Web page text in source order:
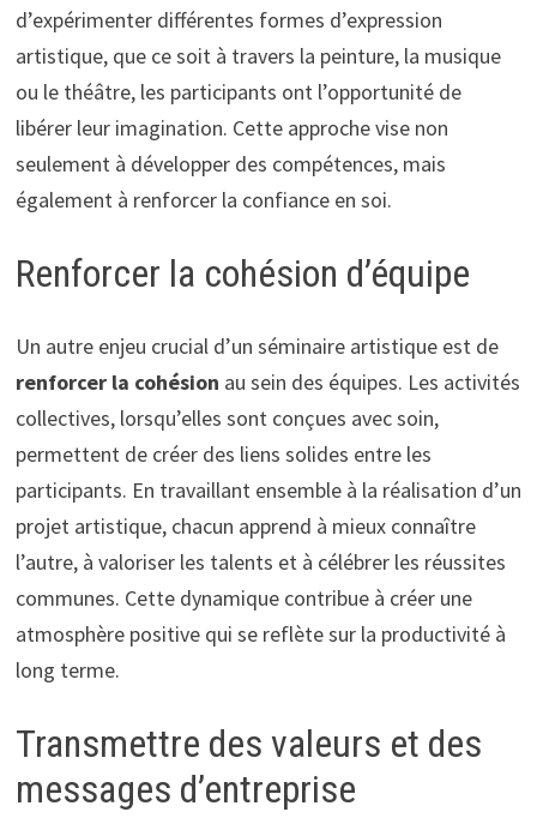
d’expérimenter différentes formes d’expression
artistique, que ce soit à travers la peinture, la musique
ou le théâtre, les participants ont l’opportunité de
libérer leur imagination. Cette approche vise non
seulement à développer des compétences, mais
également à renforcer la confiance en soi.
Renforcer la cohésion d’équipe
Un autre enjeu crucial d’un séminaire artistique est de
renforcer la cohésion au sein des équipes. Les activités
collectives, lorsqu’elles sont conçues avec soin,
permettent de créer des liens solides entre les
participants. En travaillant ensemble à la réalisation d’un
projet artistique, chacun apprend à mieux connaître
l’autre, à valoriser les talents et à célébrer les réussites
communes. Cette dynamique contribue à créer une
atmosphère positive qui se reflète sur la productivité à
long terme.
Transmettre des valeurs et des
messages d’entreprise